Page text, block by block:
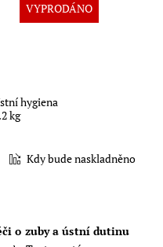
VYPRODÁNO
hygiena
kg
Kdy bude naskladněno
o zuby a ústní dutinu